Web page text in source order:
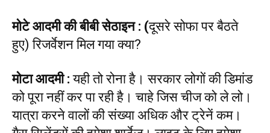
मोटे आदमी की बीबी सेठाइन : (दूसरे सोफा पर बैठते
हुए) रिजर्वेशन मिल गया क्या?
मोटा आदमी :यही तो रोना है। सरकार लोगों की डिमांड
को पूरा नहीं कर पा रही है। चाहे जिस चीज को ले लो।
यात्रा करने वालों की संख्या अधिक और ट्रेनें कम।